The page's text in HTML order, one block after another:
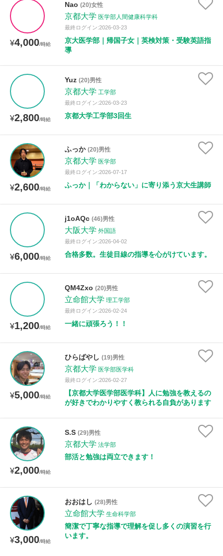
¥4,000/時給
Nao (20)女性
京都大学 医学部人間健康科学科
最終ログイン:2026-03-23
京大医学部｜帰国子女｜英検対策・受験英語指
導
¥2,800/時給
Yuz (20)男性
京都大学 工学部
最終ログイン:2026-03-23
京都大学工学部3回生
¥2,600/時給
ふっか (20)男性
京都大学 医学部
最終ログイン:2026-07-17
ふっか｜「わからない」に寄り添う京大生講師
¥6,000/時給
j1oAQc (46)男性
大阪大学 外国語
最終ログイン:2026-04-02
合格多数。生徒目線の指導を心がけています。
¥1,200/時給
QM4Zxo (20)男性
立命館大学 理工学部
最終ログイン:2026-02-24
一緒に頑張ろう！！
¥5,000/時給
ひらばやし (19)男性
京都大学 医学部医学科
最終ログイン:2026-02-27
【京都大学医学部医学科】人に勉強を教えるの
が好きでわかりやすく教られる自負があります
¥2,000/時給
S.S (29)男性
京都大学 法学部
部活と勉強は両立できます！
¥3,000/時給
おおはし (28)男性
立命館大学 生命科学部
簡潔で丁寧な指導で理解を促し多くの演習を行
います。